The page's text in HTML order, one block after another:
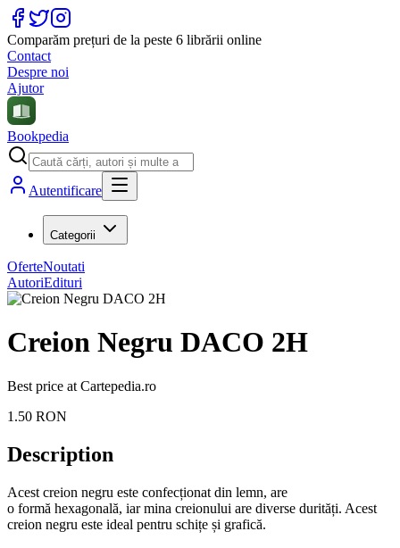
Comparăm prețuri de la peste 6 librării online
Contact
Despre noi
Ajutor
Bookpedia
Autentificare
Categorii
OferteNoutati
AutoriEdituri
Creion Negru DACO 2H
Best price at Cartepedia.ro
1.50 RON
Description
Acest creion negru este confecționat din lemn, are
o formă hexagonală, iar mina creionului are diverse durități. Acest
creion negru este ideal pentru schițe și grafică.